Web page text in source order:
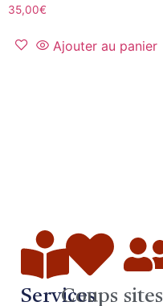
35,00€
Ajouter au panier
Services
Coups sites